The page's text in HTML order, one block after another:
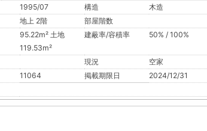
1995/07 構造
木造
地上 2階
部屋階数
95.22m² 土地
119.53m²
建蔽率/容積率 50% / 100%
現況
空家
11064 掲載期限日
2024/12/31